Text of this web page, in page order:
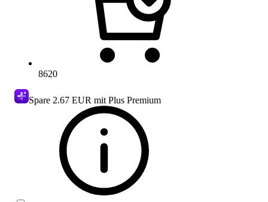
8620
Spare 2.67 EUR mit Plus Premium